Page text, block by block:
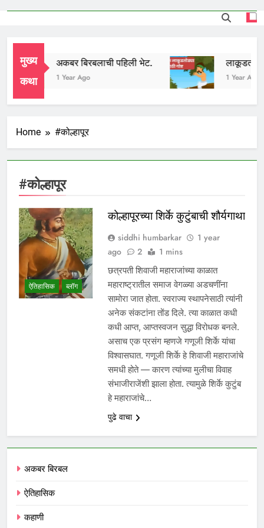
मुख्य
कथा
अकबर बिरबलाची पहिली भेट.
1 Year Ago 1 Year Ago
Home #कोल्हापूर
#कोल्हापूर
ऐतिहासिक ब्लॉग
कोल्हापूरच्या शिर्के कुटुंबाची शौर्यगाथा
siddhi humbarkar
1 year
ago
2 1 mins
छत्रपती शिवाजी महाराजांच्या काळात
महाराष्ट्रातील समाज वेगळ्या अडचणींना
सामोरा जात होता. स्वराज्य स्थापनेसाठी त्यांनी
अनेक संकटांना तोंड दिले. त्या काळात कधी
कधी आप्त, आप्तस्वजन सुद्धा विरोधक बनले.
असाच एक प्रसंग म्हणजे गणूजी शिर्के यांचा
विश्वासघात. गणूजी शिर्के हे शिवाजी महाराजांचे
समधी होते — कारण त्यांच्या मुलीचा विवाह
संभाजीराजेंशी झाला होता. त्यामुळे शिर्के कुटुंब
हे महाराजांचे…
पुढे वाचा
अकबर बिरबल
ऐतिहासिक
कहाणी